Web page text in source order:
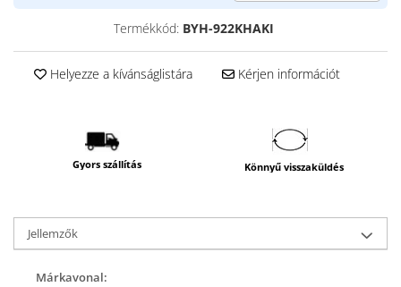
Termékkód: BYH-922KHAKI
Helyezze a kívánságlistára Kérjen információt
Gyors szállítás Könnyű visszaküldés
Jellemzők
Márkavonal: